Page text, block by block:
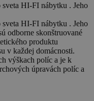
HI-FI nábytku . Jeho
HI-FI nábytku . Jeho
odborne skonštruované
produktu
v každej domácnosti.
výškach políc a je k
úpravách políc a